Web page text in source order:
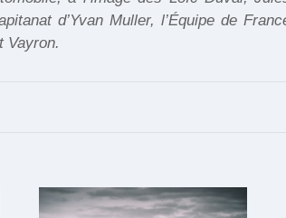
d’Yvan Muller, l’Équipe de
Vayron.